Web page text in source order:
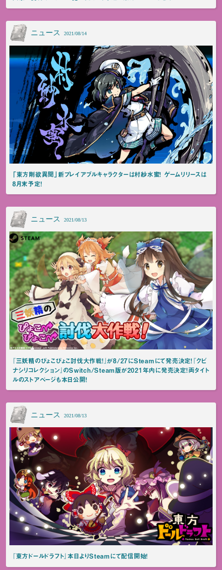
ニュース 2021/08/14
「東方剛欲異聞」新プレイアブルキャラクターは村紗水蜜！ ゲームリリースは
8月末予定！
ニュース 2021/08/13
『三妖精のぴょこぴょこ討伐大作戦！』が8/27にSteamにて発売決定！『クビ
ナシリコレクション』のSwitch/Steam版が2021年内に発売決定！両タイト
ルのストアページも本日公開！
ニュース 2021/08/13
『東方ドールドラフト』本日よりSteamにて配信開始！